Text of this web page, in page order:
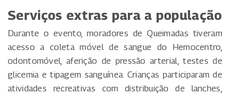
Serviços extras para a população
Durante o evento, moradores de Queimadas tiveram
acesso a coleta móvel de sangue do Hemocentro,
odontomóvel, aferição de pressão arterial, testes de
glicemia e tipagem sanguínea. Crianças participaram de
atividades recreativas com distribuição de lanches,